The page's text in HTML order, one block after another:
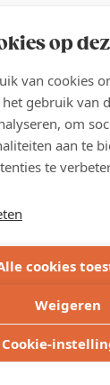
op
van cookies
gebruik van
om
aan te
te
cookies
Weigeren
Cookie-